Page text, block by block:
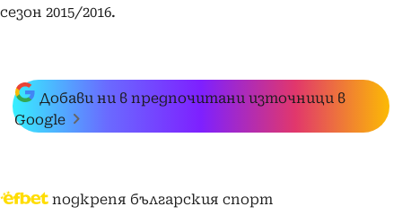
сезон 2015/2016.
Добави ни в предпочитани източници в
Google
подкрепя българския спорт